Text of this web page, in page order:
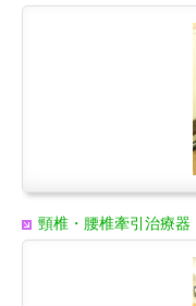
頸椎・腰椎牽引治療器